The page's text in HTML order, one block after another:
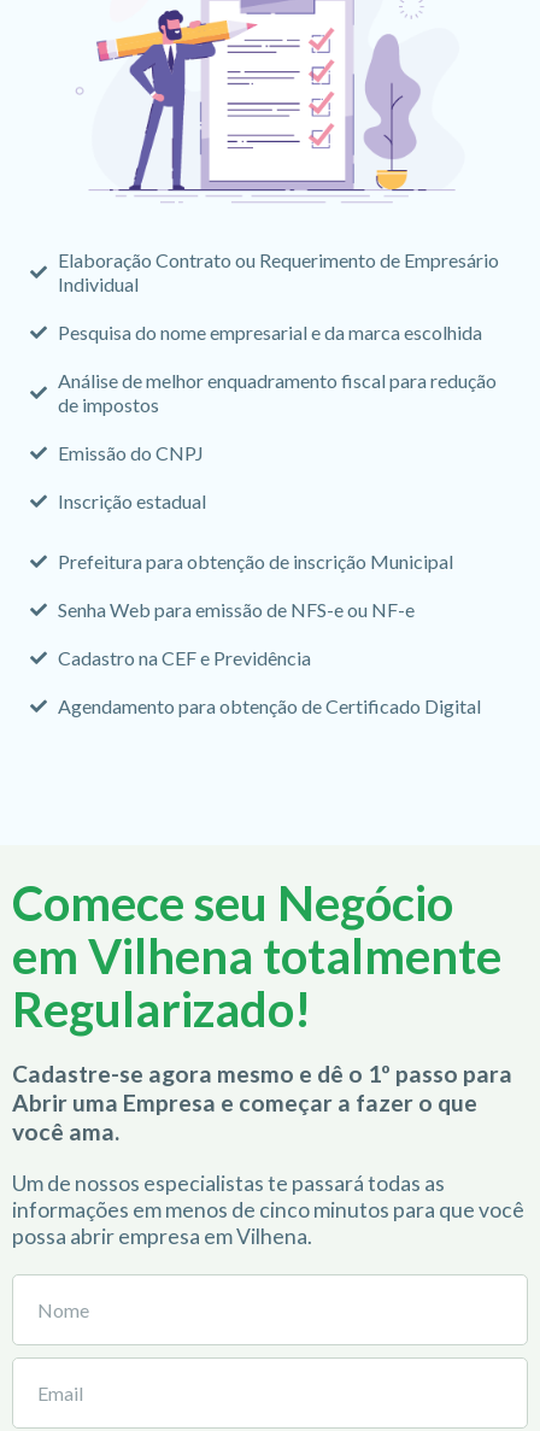
Elaboração Contrato ou Requerimento de Empresário
Individual
Pesquisa do nome empresarial e da marca escolhida
Análise de melhor enquadramento fiscal para redução
de impostos
Emissão do CNPJ
Inscrição estadual
Prefeitura para obtenção de inscrição Municipal
Senha Web para emissão de NFS-e ou NF-e
Cadastro na CEF e Previdência
Agendamento para obtenção de Certificado Digital
Comece seu Negócio
em Vilhena totalmente
Regularizado!
Cadastre-se agora mesmo e dê o 1º passo para
Abrir uma Empresa e começar a fazer o que
você ama.
Um de nossos especialistas te passará todas as
informações em menos de cinco minutos para que você
possa abrir empresa em Vilhena.